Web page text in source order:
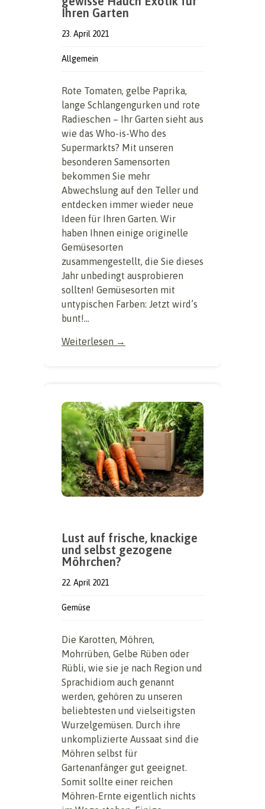
Ihren Garten
23. April 2021
Allgemein
Rote Tomaten, gelbe Paprika,
lange Schlangengurken und rote
Radieschen – Ihr Garten sieht aus
wie das Who-is-Who des
Supermarkts? Mit unseren
besonderen Samensorten
bekommen Sie mehr
Abwechslung auf den Teller und
entdecken immer wieder neue
Ideen für Ihren Garten. Wir
haben Ihnen einige originelle
Gemüsesorten
zusammengestellt, die Sie dieses
Jahr unbedingt ausprobieren
sollten! Gemüsesorten mit
untypischen Farben: Jetzt wird’s
bunt!...
Weiterlesen →
Lust auf frische, knackige
und selbst gezogene
Möhrchen?
22. April 2021
Gemüse
Die Karotten, Möhren,
Mohrrüben, Gelbe Rüben oder
Rübli, wie sie je nach Region und
Sprachidiom auch genannt
werden, gehören zu unseren
beliebtesten und vielseitigsten
Wurzelgemüsen. Durch ihre
unkomplizierte Aussaat sind die
Möhren selbst für
Gartenanfänger gut geeignet.
Somit sollte einer reichen
Möhren-Ernte eigentlich nichts